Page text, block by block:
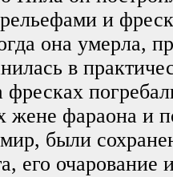
и
она умерла,
в
жене фараона и
были
его очарование